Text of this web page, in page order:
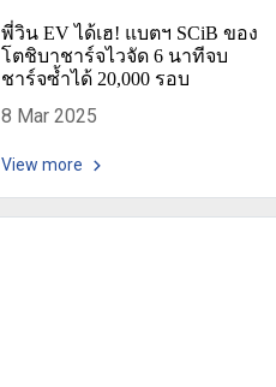
พี่วิน EV ได้เฮ! แบตฯ SCiB ของ
โตชิบาชาร์จไวจัด 6 นาทีจบ
ชาร์จซ้ำได้ 20,000 รอบ
8 Mar 2025
View more